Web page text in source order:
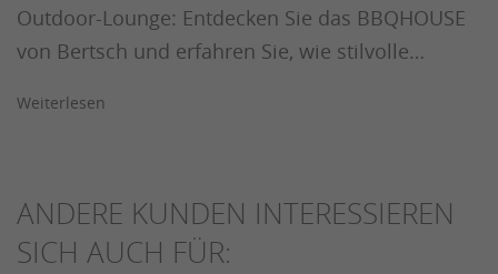
Outdoor-Lounge: Entdecken Sie das BBQHOUSE
von Bertsch und erfahren Sie, wie stilvolle…
Weiterlesen
ANDERE KUNDEN INTERESSIEREN
SICH AUCH FÜR: